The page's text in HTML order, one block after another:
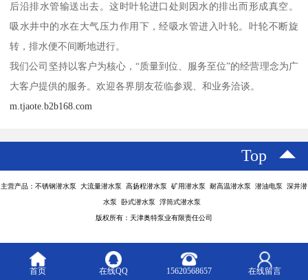
后沿排水管输送出去。这时叶轮进口处则因水的排出而形成真空。
吸水井中的水在大气压力作用下，经吸水管进入叶轮。叶轮不断旋
转，排水便不间断地进行。
我们公司坚持以客户为核心，“质量到位、服务至位”的经营理念为广
大客户提供的服务。欢迎各界朋友莅临参观、和业务洽谈。
m.tjaote.b2b168.com
Top
主营产品：不锈钢潜水泵 大流量潜水泵 高扬程潜水泵 矿用潜水泵 耐高温潜水泵 潜油电泵 深井潜
水泵 卧式潜水泵 浮筒式潜水泵
版权所有：天津奥特泵业有限责任公司
首页 在线QQ 15620568657 在线留言